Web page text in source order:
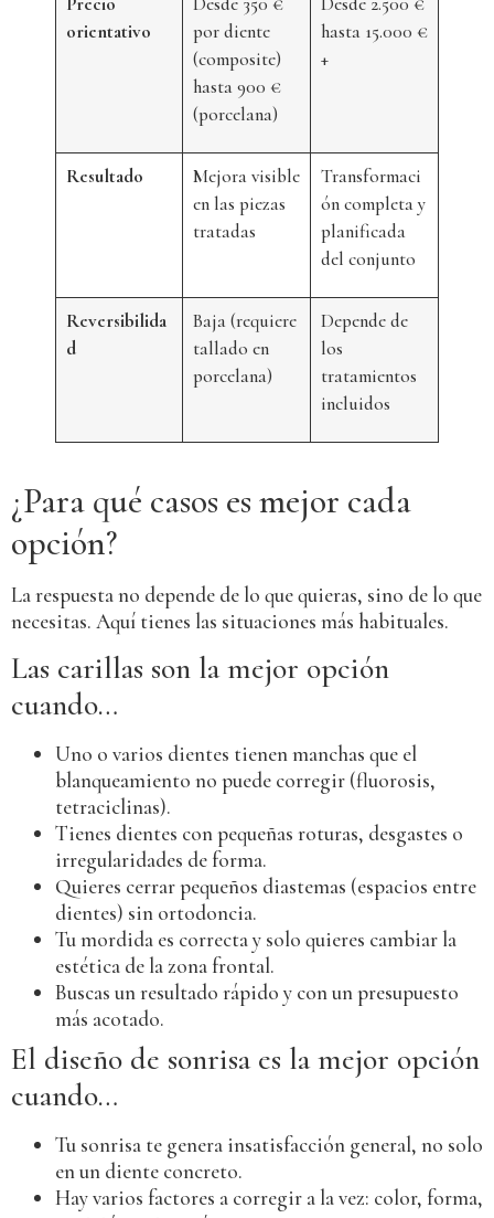
orientativo
por diente
(composite)
hasta 900 €
(porcelana)
hasta 15.000 €
+
Resultado
Mejora visible
en las piezas
tratadas
Transformaci
ón completa y
planificada
del conjunto
Reversibilida
d
Baja (requiere
tallado en
porcelana)
Depende de
los
tratamientos
incluidos
¿Para qué casos es mejor cada
opción?
La respuesta no depende de lo que quieras, sino de lo que
necesitas. Aquí tienes las situaciones más habituales.
Las carillas son la mejor opción
cuando…
Uno o varios dientes tienen manchas que el
blanqueamiento no puede corregir (fluorosis,
tetraciclinas).
Tienes dientes con pequeñas roturas, desgastes o
irregularidades de forma.
Quieres cerrar pequeños diastemas (espacios entre
dientes) sin ortodoncia.
Tu mordida es correcta y solo quieres cambiar la
estética de la zona frontal.
Buscas un resultado rápido y con un presupuesto
más acotado.
El diseño de sonrisa es la mejor opción
cuando…
Tu sonrisa te genera insatisfacción general, no solo
en un diente concreto.
Hay varios factores a corregir a la vez: color, forma,